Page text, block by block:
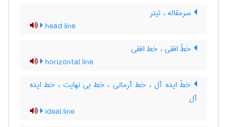
سرمقاله ، تیتر
head line
خطّ افقی ، خط افقی
horizontal line
خطّ ایده آل ، خط آرمانی ، خط بی نهایت ، خط ایده
آل
ideal line